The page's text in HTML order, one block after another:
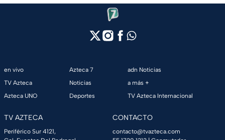
en vivo
TV Azteca
Azteca UNO
Azteca 7
Noticias
Deportes
adn Noticias
a más +
TV Azteca Internacional
TV AZTECA
Periférico Sur 4121,
CONTACTO
contacto@tvazteca.com